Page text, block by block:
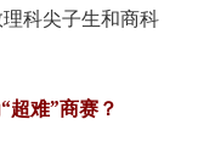
科尖子生和商科
超难”商赛？